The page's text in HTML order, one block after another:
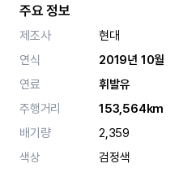
주요 정보
제조사
현대
연식
2019년 10월
연료
휘발유
주행거리
153,564km
배기량
2,359
색상
검정색